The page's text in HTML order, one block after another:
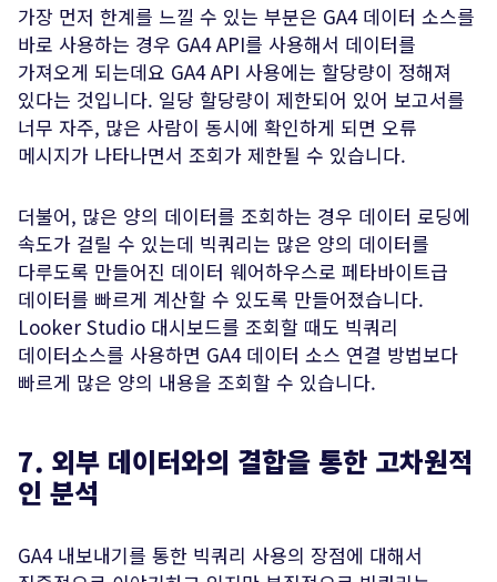
가장 먼저 한계를 느낄 수 있는 부분은 GA4 데이터 소스를
바로 사용하는 경우 GA4 API를 사용해서 데이터를
가져오게 되는데요 GA4 API 사용에는 할당량이 정해져
있다는 것입니다. 일당 할당량이 제한되어 있어 보고서를
너무 자주, 많은 사람이 동시에 확인하게 되면 오류
메시지가 나타나면서 조회가 제한될 수 있습니다.
더불어, 많은 양의 데이터를 조회하는 경우 데이터 로딩에
속도가 걸릴 수 있는데 빅쿼리는 많은 양의 데이터를
다루도록 만들어진 데이터 웨어하우스로 페타바이트급
데이터를 빠르게 계산할 수 있도록 만들어졌습니다.
Looker Studio 대시보드를 조회할 때도 빅쿼리
데이터소스를 사용하면 GA4 데이터 소스 연결 방법보다
빠르게 많은 양의 내용을 조회할 수 있습니다.
7. 외부 데이터와의 결합을 통한 고차원적
인 분석
GA4 내보내기를 통한 빅쿼리 사용의 장점에 대해서